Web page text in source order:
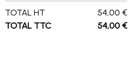
TOTAL HT 54,00 €
TOTAL TTC 54,00 €